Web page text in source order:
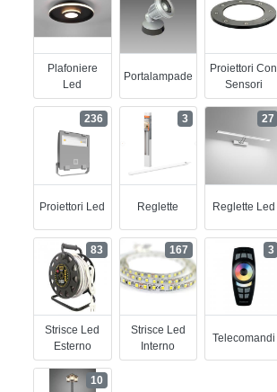
Plafoniere
Led
Portalampade
Proiettori Con
Sensori
Proiettori Led
236
Reglette
3
Reglette Led
27
Strisce Led
Esterno
83
Strisce Led
Interno
167
Telecomandi
3
10